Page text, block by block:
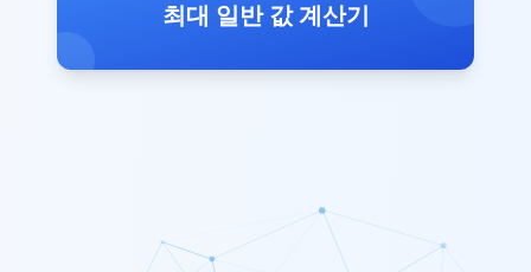
최대 일반 값 계산기